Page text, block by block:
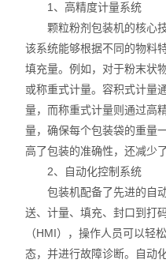
1、高精度计量系统
颗粒粉剂包装机的核心技
该系统能够根据不同的物料
填充量。例如，对于粉末状
或称重式计量。容积式计量
量，而称重式计量则通过高
量，确保每个包装袋的重量
高了包装的准确性，还减少
2、自动化控制系统
包装机配备了先进的自动
送、计量、填充、封口到打
（HMI），操作人员可以轻
态，并进行故障诊断。自动